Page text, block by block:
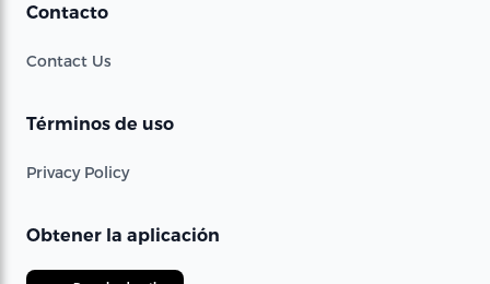
Contacto
Contact Us
Términos de uso
Privacy Policy
Obtener la aplicación